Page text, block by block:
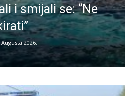
i smijali se: “Ne
Augusta 2026.